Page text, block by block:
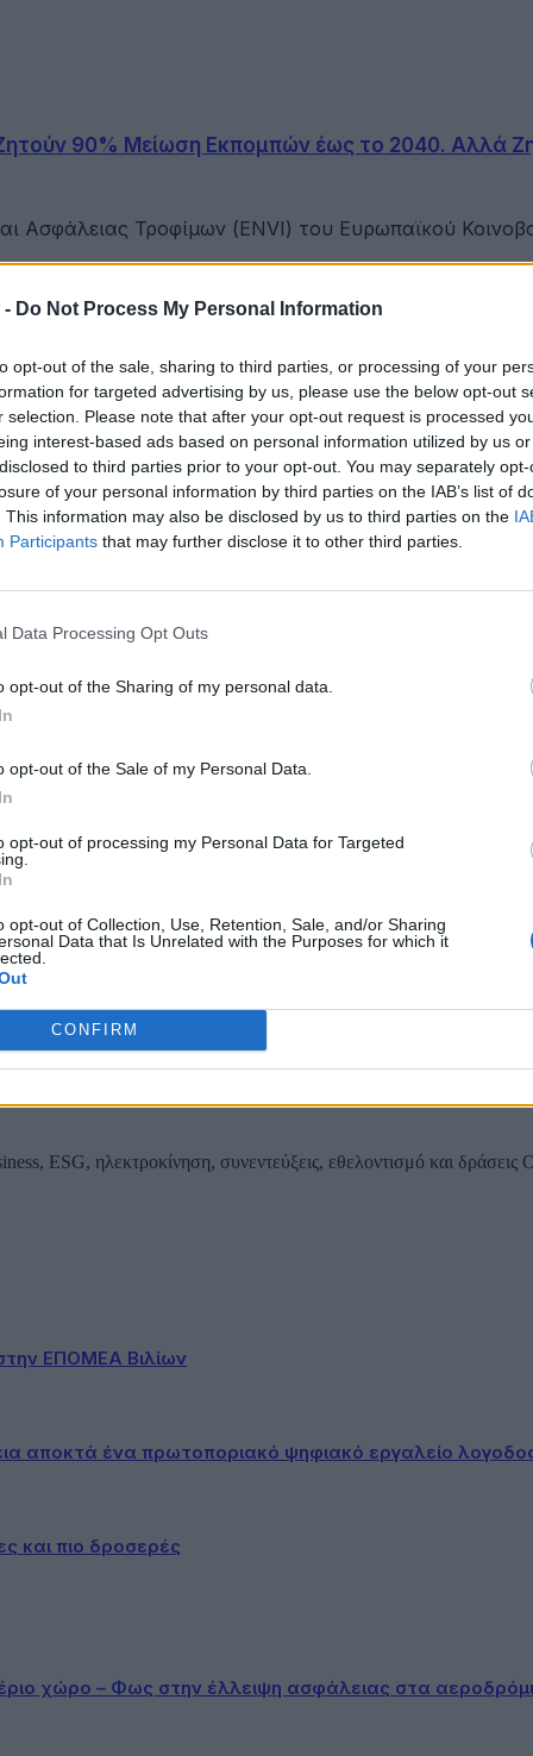
- Do Not Process My Personal Information
opt-out of the sale, sharing to third parties, or processing of your
for targeted advertising by us, please use the below opt-out
selection. Please note that after your opt-out request is processed
interest-based ads based on personal information utilized by us
to third parties prior to your opt-out. You may separately
of your personal information by third parties on the IAB’s list of
This information may also be disclosed by us to third parties on the
Participants that may further disclose it to other third parties.
Data Processing Opt Outs
opt-out of the Sharing of my personal data.
opt-out of the Sale of my Personal Data.
opt-out of processing my Personal Data for Targeted
opt-out of Collection, Use, Retention, Sale, and/or Sharing
Data that Is Unrelated with the Purposes for which it
CONFIRM
90% Μείωση Εκπομπών έως το 2040. Αλλά
Ασφάλειας Τροφίμων (ENVI) του Ευρωπαϊκού
ΕΠΟΜΕΑ Βιλίων
αποκτά ένα πρωτοποριακό ψηφιακό εργαλείο
και πιο δροσερές
πάρκου Faria Αίολος Λάρυμνα
σε 12
του ESG, του Green Business και των ΟΤΑ
ESG, ηλεκτροκίνηση, συνεντεύξεις, εθελοντισμό και
ΕΠΟΜΕΑ Βιλίων
αποκτά ένα πρωτοποριακό ψηφιακό εργαλείο
και πιο δροσερές
χώρο – Φως στην έλλειψη ασφάλειας στα